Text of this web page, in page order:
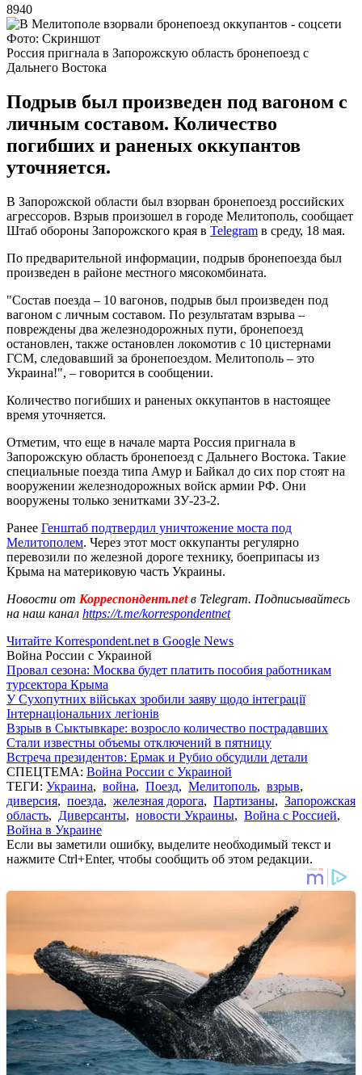
8940
Фото: Скриншот
Россия пригнала в Запорожскую область бронепоезд с
Дальнего Востока
Подрыв был произведен под вагоном с
личным составом. Количество
погибших и раненых оккупантов
уточняется.
В Запорожской области был взорван бронепоезд российских
агрессоров. Взрыв произошел в городе Мелитополь, сообщает
Штаб обороны Запорожского края в Telegram в среду, 18 мая.
По предварительной информации, подрыв бронепоезда был
произведен в районе местного мясокомбината.
"Состав поезда – 10 вагонов, подрыв был произведен под
вагоном с личным составом. По результатам взрыва –
повреждены два железнодорожных пути, бронепоезд
остановлен, также остановлен локомотив с 10 цистернами
ГСМ, следовавший за бронепоездом. Мелитополь – это
Украина!", – говорится в сообщении.
Количество погибших и раненых оккупантов в настоящее
время уточняется.
Отметим, что еще в начале марта Россия пригнала в
Запорожскую область бронепоезд с Дальнего Востока. Такие
специальные поезда типа Амур и Байкал до сих пор стоят на
вооружении железнодорожных войск армии РФ. Они
вооружены только зенитками ЗУ-23-2.
Ранее Генштаб подтвердил уничтожение моста под
Мелитополем. Через этот мост оккупанты регулярно
перевозили по железной дороге технику, боеприпасы из
Крыма на материковую часть Украины.
Новости от Корреспондент.netв Telegram. Подписывайтесь
на наш канал https://t.me/korrespondentnet
Читайте Korrespondent.net в Google News
Война России с Украиной
Провал сезона: Москва будет платить пособия работникам
турсектора Крыма
У Сухопутних військах зробили заяву щодо інтеграції
Інтернаціональних легіонів
Взрыв в Сыктывкаре: возросло количество пострадавших
Стали известны объемы отключений в пятницу
Встреча президентов: Ермак и Рубио обсудили детали
СПЕЦТЕМА: Война России с Украиной
ТЕГИ: Украина, война, Поезд, Мелитополь, взрыв,
диверсия, поезда, железная дорога, Партизаны, Запорожская
область, Диверсанты, новости Украины, Война с Россией,
Война в Украине
Если вы заметили ошибку, выделите необходимый текст и
нажмите Ctrl+Enter, чтобы сообщить об этом редакции.